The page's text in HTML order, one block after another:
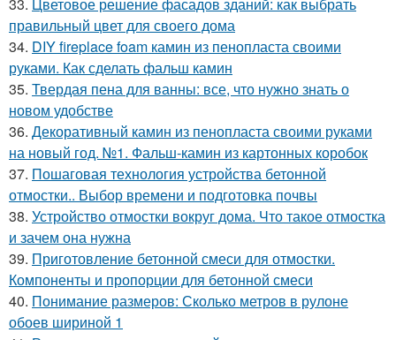
правильный цвет для своего дома
34. DIY fireplace foam камин из пенопласта своими
руками. Как сделать фальш камин
35. Твердая пена для ванны: все, что нужно знать о
новом удобстве
36. Декоративный камин из пенопласта своими руками
на новый год. №1. Фальш-камин из картонных коробок
37. Пошаговая технология устройства бетонной
отмостки.. Выбор времени и подготовка почвы
38. Устройство отмостки вокруг дома. Что такое отмостка
и зачем она нужна
39. Приготовление бетонной смеси для отмостки.
Компоненты и пропорции для бетонной смеси
40. Понимание размеров: Сколько метров в рулоне
обоев шириной 1